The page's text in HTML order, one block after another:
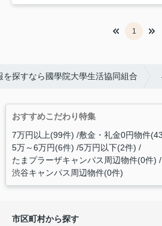
1
探すなら國學院大學生活協同組合
おすすめこだわり特集
7万円以上(99件) 敷金・礼金0円物件
5万～6万円(6件) 5万円以下(2件)
たまプラーザキャンパス周辺物件(0件)
渋谷キャンパス周辺物件(0件)
市区町村から探す